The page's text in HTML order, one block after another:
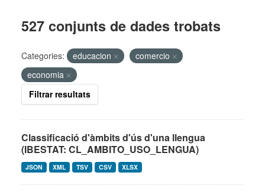
527 conjunts de dades trobats
Categories: educacion
comercio
economia
Filtrar resultats
Classificació d'àmbits d'ús d'una llengua
(IBESTAT: CL_AMBITO_USO_LENGUA)
JSON XML TSV CSV XLSX